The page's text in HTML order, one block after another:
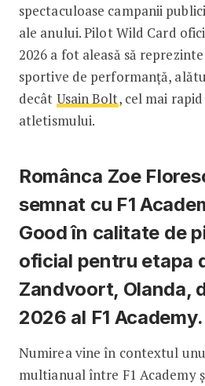
spectaculoase campanii
ale anului. Pilot Wild Card
2026 a fot aleasă să
sportive de performanță,
decât Usain Bolt, cel mai
atletismului.
Românca Zoe
semnat cu F1
Good în calitate de
oficial pentru etapa
Zandvoort, Olanda,
2026 al F1 Academy.
Numirea vine în contextul
multianual între F1 Academy